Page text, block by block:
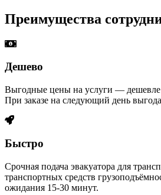
Преимущества
Дешево
Выгодные цены на услуги — дешевле
При заказе на следующий день
Быстро
Срочная подача эвакуатора для
транспортных средств
ожидания 15-30 минут.